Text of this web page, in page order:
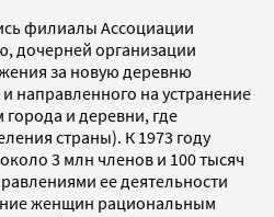
филиалы Ассоциации
дочерней организации
за новую деревню
направленного на устранение
и деревни, где
страны). К 1973 году
3 млн членов и 100 тысяч
ее деятельности
женщин рациональным